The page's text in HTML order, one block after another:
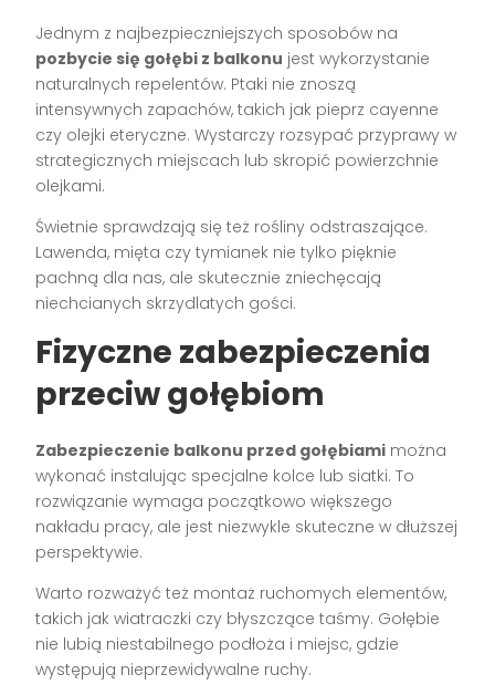
Jednym z najbezpieczniejszych sposobów na
pozbycie się gołębi z balkonu jest wykorzystanie
naturalnych repelentów. Ptaki nie znoszą
intensywnych zapachów, takich jak pieprz cayenne
czy olejki eteryczne. Wystarczy rozsypać przyprawy w
strategicznych miejscach lub skropić powierzchnie
olejkami.
Świetnie sprawdzają się też rośliny odstraszające.
Lawenda, mięta czy tymianek nie tylko pięknie
pachną dla nas, ale skutecznie zniechęcają
niechcianych skrzydlatych gości.
Fizyczne zabezpieczenia
przeciw gołębiom
Zabezpieczenie balkonu przed gołębiami można
wykonać instalując specjalne kolce lub siatki. To
rozwiązanie wymaga początkowo większego
nakładu pracy, ale jest niezwykle skuteczne w dłuższej
perspektywie.
Warto rozważyć też montaż ruchomych elementów,
takich jak wiatraczki czy błyszczące taśmy. Gołębie
nie lubią niestabilnego podłoża i miejsc, gdzie
występują nieprzewidywalne ruchy.